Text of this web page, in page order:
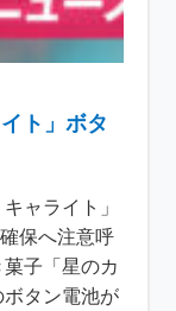
ト」ボタ
ャライト」
保へ注意呼
子「星のカ
タン電池が